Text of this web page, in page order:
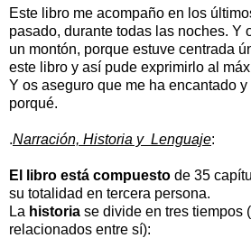
Este libro me acompaño en los
pasado, durante todas las noches. Y
un montón, porque estuve centrada
este libro y así pude exprimirlo al
Y os aseguro que me ha encantado y
porqué.
.Narración, Historia y Lenguaje:
El libro está compuesto de 35
su totalidad en tercera persona.
La historia se divide en tres tiempos
relacionados entre sí):